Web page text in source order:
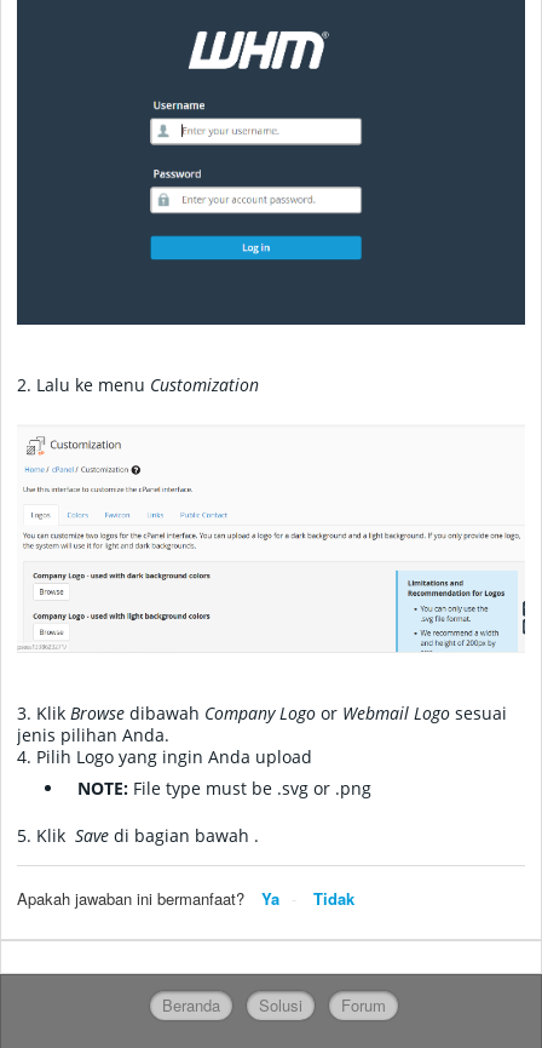
2. Lalu ke menu Customization
3. Klik Browse dibawah Company Logo or Webmail Logo sesuai
jenis pilihan Anda.
4. Pilih Logo yang ingin Anda upload
NOTE: File type must be .svg or .png
5. Klik Save di bagian bawah .
Apakah jawaban ini bermanfaat? Ya Tidak
Beranda Solusi Forum